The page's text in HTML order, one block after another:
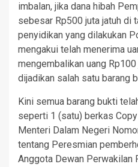
imbalan, jika dana hibah
sebesar Rp500 juta jatuh di
penyidikan yang dilakukan
mengakui telah menerima
mengembalikan uang
dijadikan salah satu barang
Kini semua barang bukti
seperti 1 (satu) berkas
Menteri Dalam Negeri
tentang Peresmian
Anggota Dewan Perwakilan